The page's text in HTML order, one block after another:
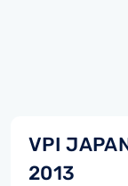
VPI
2013